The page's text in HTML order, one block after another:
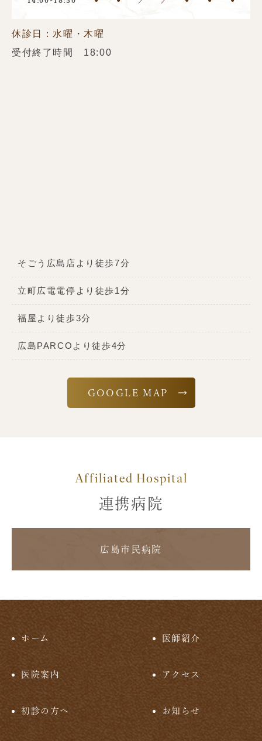
休診日：水曜・木曜
受付終了時間 18:00
そごう広島店より徒歩7分
立町広電電停より徒歩1分
福屋より徒歩3分
広島PARCOより徒歩4分
GOOGLE MAP
Affiliated Hospital
連携病院
広島市民病院
ホーム 医師紹介
医院案内 アクセス
初診の方へ お知らせ